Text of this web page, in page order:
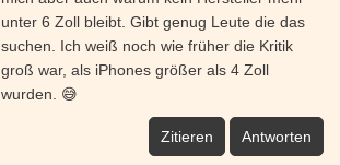
unter 6 Zoll bleibt. Gibt genug Leute die das
suchen. Ich weiß noch wie früher die Kritik
groß war, als iPhones größer als 4 Zoll
wurden. 😅
Zitieren Antworten